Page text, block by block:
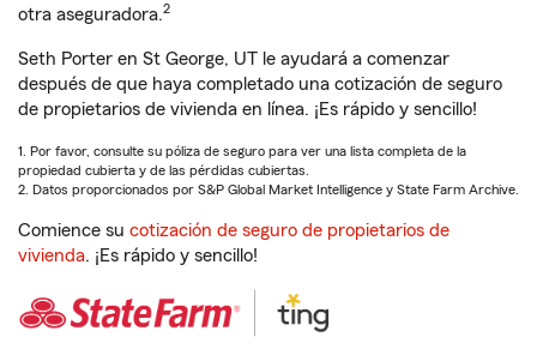
otra aseguradora.2
Seth Porter en St George, UT le ayudará a comenzar
después de que haya completado una cotización de seguro
de propietarios de vivienda en línea. ¡Es rápido y sencillo!
1. Por favor, consulte su póliza de seguro para ver una lista completa de la
propiedad cubierta y de las pérdidas cubiertas.
2. Datos proporcionados por S&P Global Market Intelligence y State Farm Archive.
Comience su cotización de seguro de propietarios de
vivienda. ¡Es rápido y sencillo!